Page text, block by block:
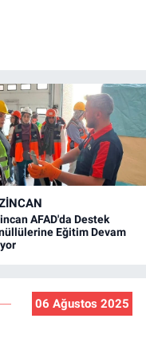
AFAD'da Destek
Eğitim Devam
06 Ağustos 2025